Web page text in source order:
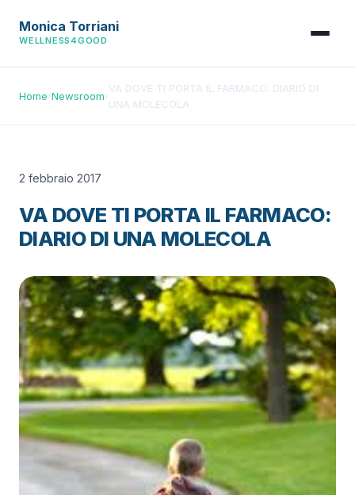
Monica Torriani
WELLNESS4GOOD
Home›Newsroom›
VA DOVE TI PORTA IL FARMACO: DIARIO DI
UNA MOLECOLA
2 febbraio 2017
VA DOVE TI PORTA IL FARMACO:
DIARIO DI UNA MOLECOLA